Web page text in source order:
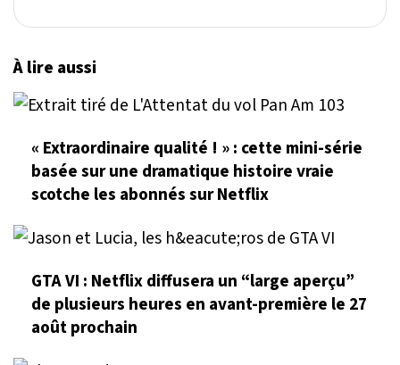
À lire aussi
« Extraordinaire qualité ! » : cette mini-série
basée sur une dramatique histoire vraie
scotche les abonnés sur Netflix
GTA VI : Netflix diffusera un “large aperçu”
de plusieurs heures en avant-première le 27
août prochain